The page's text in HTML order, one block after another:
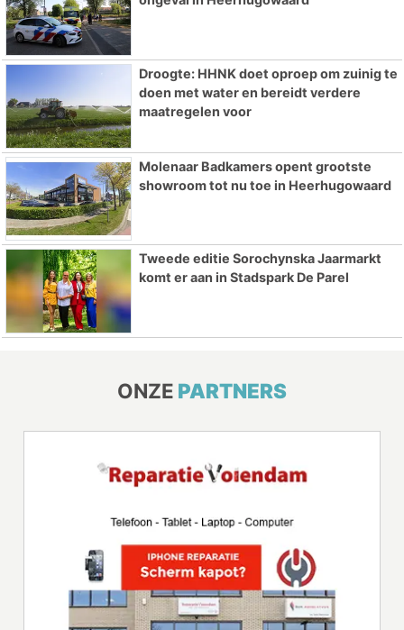
Droogte: HHNK doet oproep om zuinig te
doen met water en bereidt verdere
maatregelen voor
Molenaar Badkamers opent grootste
showroom tot nu toe in Heerhugowaard
Tweede editie Sorochynska Jaarmarkt
komt er aan in Stadspark De Parel
ONZE PARTNERS